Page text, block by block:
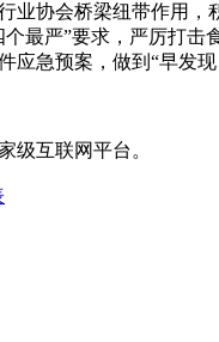
业协会桥梁纽带作用
最严”要求，严厉打击
急预案，做到“早发现
互联网平台。